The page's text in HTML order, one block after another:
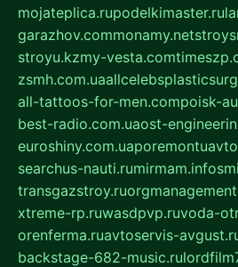
mojateplica.rupodelkimaster.ru
garazhov.commonamy.net
stroyu.kzmy-vesta.com
zsmh.com.ua
all-tattoos-for-men.compoisk-
best-radio.com.uaost-
euroshiny.com.ua
searchus-nauti.rumirmam.info
transgazstroy.ru
xtreme-rp.ruwasdpvp.ruvoda-
orenferma.ruavtoservis-
backstage-682-music.ru